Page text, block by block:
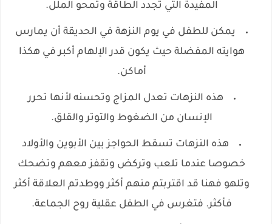
المفيدة التي تجدد الطاقة وتمحو الملل.
يمكن للطفل في يوم النزهة في الحديقة أن يمارس
هوايته المفضلة حيث يكون قدر الإلهام أكبر في هكذا
أماكن.
هذه النزهات تعدل المزاج وتحسنه لأنها تحرر
الإنسان من الضغوط والتوتر والقلق.
هذه النزهات تسقط الحواجز بين الأبوين والأولاد
خصوصا عندما تلعب وتركض وتقفز معهم وتضحك
وتلهو فهنا قد اقتربتم منهم أكثر ووطدتم العلاقة أكثر
فأكثر. فتغرس في الطفل عقلية روح الجماعة.